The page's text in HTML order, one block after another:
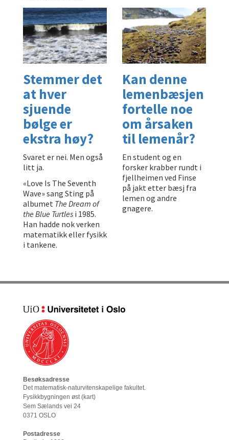
Stemmer det
at hver
sjuende
bølge er
ekstra høy?
Svaret er nei. Men også
litt ja.
«Love Is The Seventh
Wave» sang Sting på
albumet The Dream of
the Blue Turtles i 1985.
Han hadde nok verken
matematikk eller fysikk
i tankene.
Kan denne
lemenbæsjen
fortelle noe
om årsaken
til lemenår?
En student og en
forsker krabber rundt i
fjellheimen ved Finse
på jakt etter bæsj fra
lemen og andre
gnagere.
Besøksadresse
Det matematisk-naturvitenskapelige fakultet.
Fysikkbygningen øst (kart)
Sem Sælands vei 24
0371 OSLO
Postadresse